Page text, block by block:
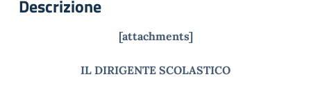
Descrizione
[attachments]
IL DIRIGENTE SCOLASTICO